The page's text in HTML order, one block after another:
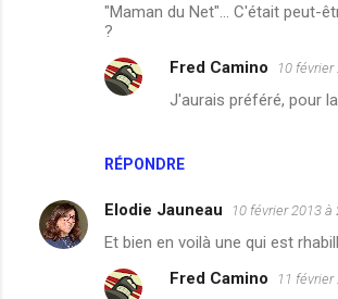
a
i
"Maman du Net"... C'était peut-
?
RÉPONDRE
Fred Camino 10 février
J'aurais préféré, pour
Elodie Jauneau 10 février 2013 à
Et bien en voilà une qui est
Fred Camino 11 février